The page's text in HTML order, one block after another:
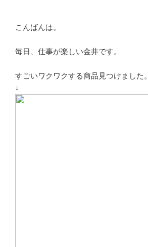
こんばんは。
毎日、仕事が楽しい金井です。
すごいワクワクする商品見つけました。
↓